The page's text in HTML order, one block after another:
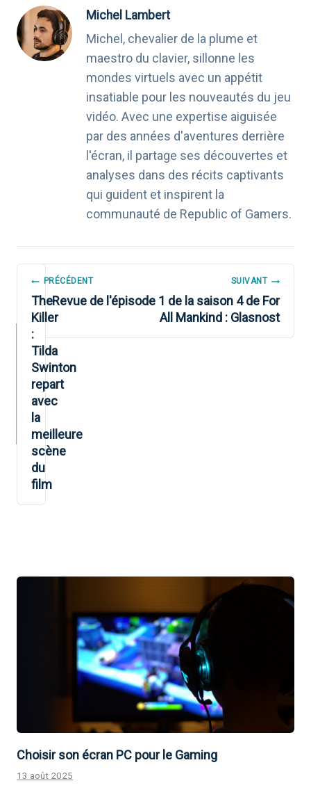
Michel Lambert
Michel, chevalier de la plume et
maestro du clavier, sillonne les
mondes virtuels avec un appétit
insatiable pour les nouveautés du jeu
vidéo. Avec une expertise aiguisée
par des années d'aventures derrière
l'écran, il partage ses découvertes et
analyses dans des récits captivants
qui guident et inspirent la
communauté de Republic of Gamers.
NAVIGATION
DE
L’ARTICLE
PRÉCÉDENT
The
Killer
:
Tilda
Swinton
repart
avec
la
meilleure
scène
du
film
SUIVANT
Revue de l'épisode 1 de la saison 4 de For
All Mankind : Glasnost
Choisir son écran PC pour le Gaming
13 août 2025